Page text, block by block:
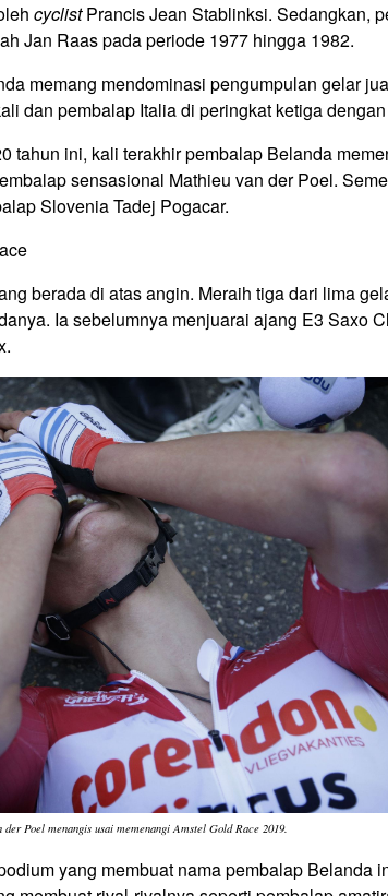
cyclistPrancis Jean Stablinksi. Sedangkan,
Jan Raas pada periode 1977 hingga 1982.
memang mendominasi pengumpulan gelar
dan pembalap Italia di peringkat ketiga
tahun ini, kali terakhir pembalap Belanda
sensasional Mathieu van der Poel.
Slovenia Tadej Pogacar.
berada di atas angin. Meraih tiga dari lima
Ia sebelumnya menjuarai ajang E3 Saxo
der Poel menangis usai memenangi Amstel Gold Race 2019.
yang membuat nama pembalap Belanda